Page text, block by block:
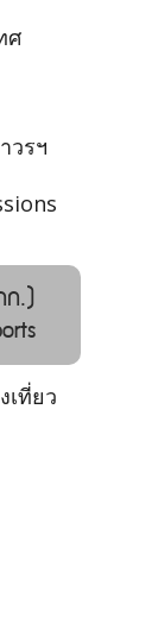
ศ
วรฯ
ก.)
เที่ยว